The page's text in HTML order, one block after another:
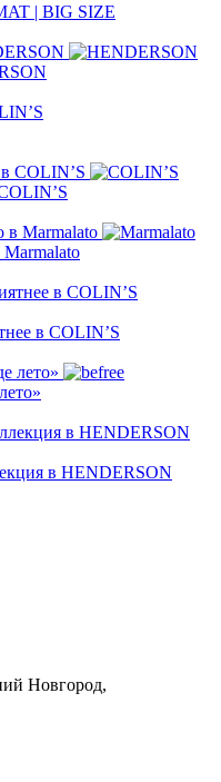
| BIG SIZE
в COLIN’S
в HENDERSON
Новгород,